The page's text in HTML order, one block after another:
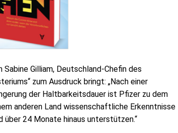
Gilliam, Deutschland-Chefin des
zum Ausdruck bringt: „Nach einer
der Haltbarkeitsdauer ist Pfizer zu dem
anderen Land wissenschaftliche Erkenntnisse
24 Monate hinaus unterstützen.“